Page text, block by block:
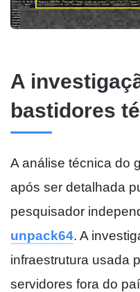
A
bastidores
A análise técnica do
após ser detalhada
pesquisador
unpack64. A
infraestrutura usada
servidores fora do